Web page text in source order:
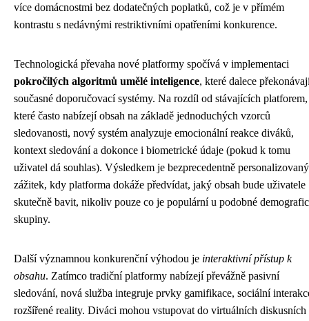
více domácnostmi bez dodatečných poplatků, což je v přímém
kontrastu s nedávnými restriktivními opatřeními konkurence.
Technologická převaha nové platformy spočívá v implementaci
pokročilých algoritmů umělé inteligence, které dalece
současné doporučovací systémy. Na rozdíl od stávajících platforem,
které často nabízejí obsah na základě jednoduchých vzorců
sledovanosti, nový systém analyzuje emocionální reakce diváků,
kontext sledování a dokonce i biometrické údaje (pokud k tomu
uživatel dá souhlas). Výsledkem je bezprecedentně personalizovaný
zážitek, kdy platforma dokáže předvídat, jaký obsah bude uživatele
skutečně bavit, nikoliv pouze co je populární u podobné
skupiny.
Další významnou konkurenční výhodou je interaktivní přístup k
obsahu. Zatímco tradiční platformy nabízejí převážně pasivní
sledování, nová služba integruje prvky gamifikace, sociální
rozšířené reality. Diváci mohou vstupovat do virtuálních diskusních